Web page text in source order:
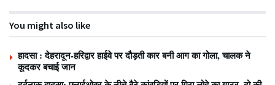
You might also like
हादसा : देहरादून-हरिद्वार हाईवे पर दौड़ती कार बनी आग का गोला, चालक ने
कूदकर बचाई जान